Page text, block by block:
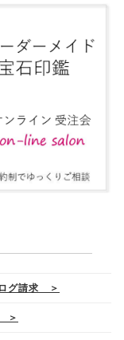
グ請求 ＞
＞